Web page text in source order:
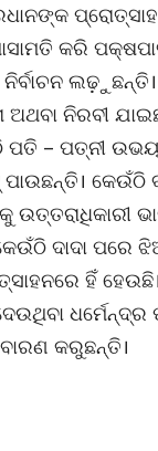
କରି
ନିର୍ବାଚନ
ଅଥବା ନିରବୀ
ପତି – ପତ୍ନୀ
କେଉଁଠି
ଦାଦା ପରେ
ହିଁ
କରୁଛନ୍ତି।